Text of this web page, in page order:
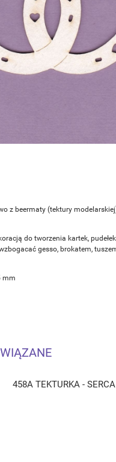
z beermaty (tektury
do tworzenia kartek,
gesso, brokatem,
mm
458A TEKTURKA -